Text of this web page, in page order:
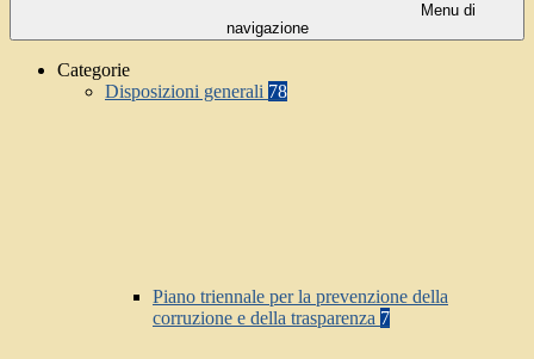
Menu di
navigazione
Categorie
Disposizioni generali 78
Piano triennale per la prevenzione della
corruzione e della trasparenza 7